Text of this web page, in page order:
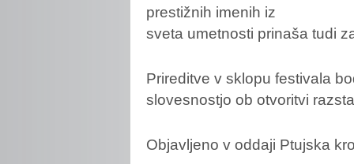
prestižnih imenih iz
sveta umetnosti prinaša tudi
Prireditve v sklopu festivala
slovesnostjo ob otvoritvi
Objavljeno v oddaji Ptujska